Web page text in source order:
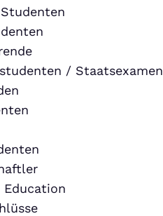
/ Staatsexamen
Education